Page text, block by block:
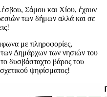
Σάμου και Χίου, έχουν
των δήμων αλλά και σε
με πληροφορίες,
Δημάρχων των νησιών του
δυσβάσταχτο βάρος του
ψηφίσματος!